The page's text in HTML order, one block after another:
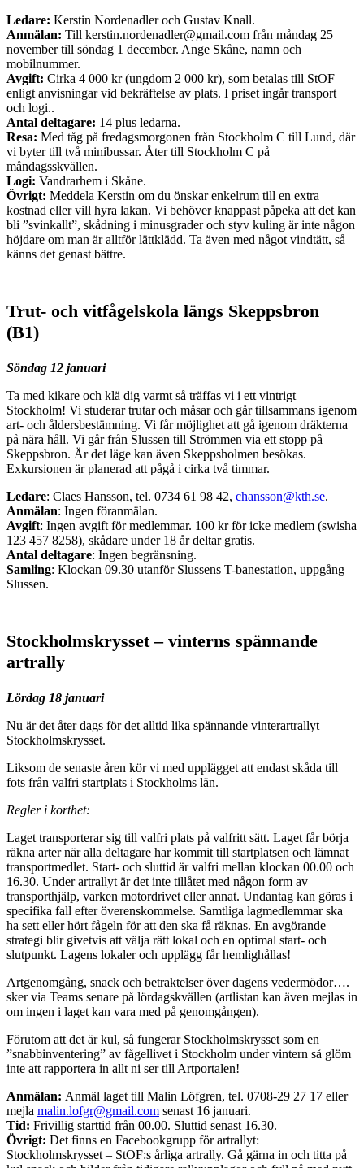
Ledare: Kerstin Nordenadler och Gustav Knall.
Anmälan: Till kerstin.nordenadler@gmail.com från måndag 25
november till söndag 1 december. Ange Skåne, namn och
mobilnummer.
Avgift: Cirka 4 000 kr (ungdom 2 000 kr), som betalas till StOF
enligt anvisningar vid bekräftelse av plats. I priset ingår transport
och logi..
Antal deltagare: 14 plus ledarna.
Resa: Med tåg på fredagsmorgonen från Stockholm C till Lund, där
vi byter till två minibussar. Åter till Stockholm C på
måndagsskvällen.
Logi: Vandrarhem i Skåne.
Övrigt: Meddela Kerstin om du önskar enkelrum till en extra
kostnad eller vill hyra lakan. Vi behöver knappast påpeka att det kan
bli ”svinkallt”, skådning i minusgrader och styv kuling är inte någon
höjdare om man är alltför lättklädd. Ta även med något vindtätt, så
känns det genast bättre.
Trut- och vitfågelskola längs Skeppsbron
(B1)
Söndag 12 januari
Ta med kikare och klä dig varmt så träffas vi i ett vintrigt
Stockholm! Vi studerar trutar och måsar och går tillsammans igenom
art- och åldersbestämning. Vi får möjlighet att gå igenom dräkterna
på nära håll. Vi går från Slussen till Strömmen via ett stopp på
Skeppsbron. Är det läge kan även Skeppsholmen besökas.
Exkursionen är planerad att pågå i cirka två timmar.
Ledare: Claes Hansson, tel. 0734 61 98 42, chansson@kth.se.
Anmälan: Ingen föranmälan.
Avgift: Ingen avgift för medlemmar. 100 kr för icke medlem (swisha
123 457 8258), skådare under 18 år deltar gratis.
Antal deltagare: Ingen begränsning.
Samling: Klockan 09.30 utanför Slussens T-banestation, uppgång
Slussen.
Stockholmskrysset – vinterns spännande
artrally
Lördag 18 januari
Nu är det åter dags för det alltid lika spännande vinterartrallyt
Stockholmskrysset.
Liksom de senaste åren kör vi med upplägget att endast skåda till
fots från valfri startplats i Stockholms län.
Regler i korthet:
Laget transporterar sig till valfri plats på valfritt sätt. Laget får börja
räkna arter när alla deltagare har kommit till startplatsen och lämnat
transportmedlet. Start- och sluttid är valfri mellan klockan 00.00 och
16.30. Under artrallyt är det inte tillåtet med någon form av
transporthjälp, varken motordrivet eller annat. Undantag kan göras i
specifika fall efter överenskommelse. Samtliga lagmedlemmar ska
ha sett eller hört fågeln för att den ska få räknas. En avgörande
strategi blir givetvis att välja rätt lokal och en optimal start- och
slutpunkt. Lagens lokaler och upplägg får hemlighållas!
Artgenomgång, snack och betraktelser över dagens vedermödor….
sker via Teams senare på lördagskvällen (artlistan kan även mejlas in
om ingen i laget kan vara med på genomgången).
Förutom att det är kul, så fungerar Stockholmskrysset som en
”snabbinventering” av fågellivet i Stockholm under vintern så glöm
inte att rapportera in allt ni ser till Artportalen!
Anmälan: Anmäl laget till Malin Löfgren, tel. 0708-29 27 17 eller
mejla malin.lofgr@gmail.com senast 16 januari.
Tid: Frivillig starttid från 00.00. Sluttid senast 16.30.
Övrigt: Det finns en Facebookgrupp för artrallyt:
Stockholmskrysset – StOF:s årliga artrally. Gå gärna in och titta på